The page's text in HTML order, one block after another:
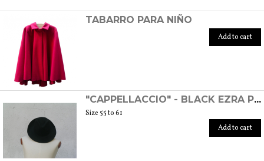
TABARRO PARA NIÑO
Add to cart
"CAPPELLACCIO" - BLACK EZRA POUND HAT
Size 55 to 61
Add to cart